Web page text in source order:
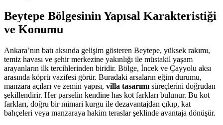
Beytepe Bölgesinin Yapısal Karakteristiği
ve Konumu
Ankara’nın batı aksında gelişim gösteren Beytepe, yüksek rakımı,
temiz havası ve şehir merkezine yakınlığı ile müstakil yaşam
arayanların ilk tercihlerinden biridir. Bölge, İncek ve Çayyolu aksı
arasında köprü vazifesi görür. Buradaki arsaların eğim durumu,
manzara açıları ve zemin yapısı, villa tasarımı süreçlerini doğrudan
şekillendirir. Her parselin kendine has kot farkları bulunur. Bu kot
farkları, doğru bir mimari kurgu ile dezavantajdan çıkıp, kat
bahçeleri veya manzaraya hakim teraslar şeklinde avantaja dönüşür.